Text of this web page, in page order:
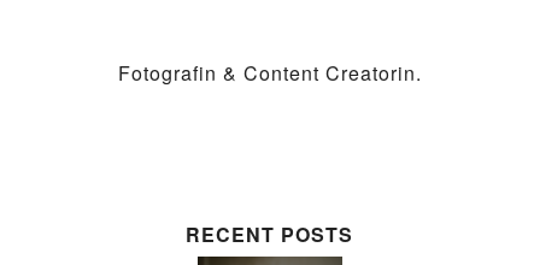
Fotografin & Content Creatorin.
RECENT POSTS